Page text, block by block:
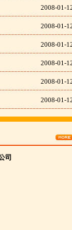
聊城市等店.....
州等店.....
家店.....
多家店.....
家店.....
阳店.....
.....
考察.
信18037166596
营销模式:公司采
2008-01-
2008-01-
2008-01-
2008-01-
2008-01-
2008-01-
司